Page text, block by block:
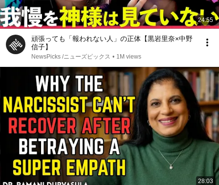
24:55
頑張っても「報われない人」の正体【黒岩里奈×中野
信子】
NewsPicks /ニューズピックス • 1M views
28:03